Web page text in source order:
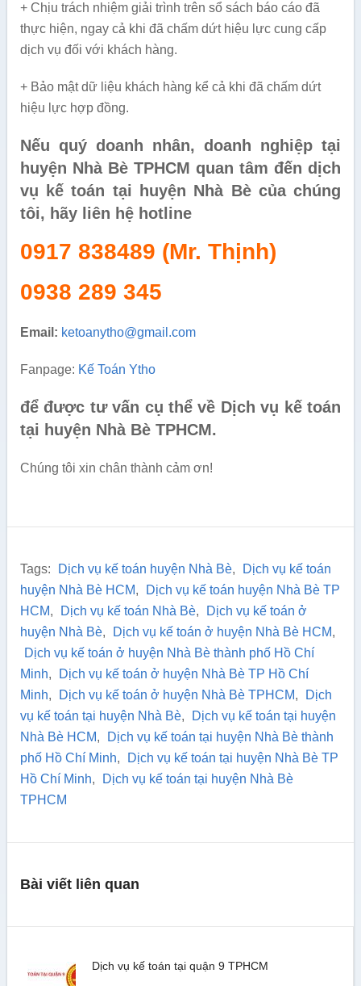
+ Chịu trách nhiệm giải trình trên sổ sách báo cáo đã
thực hiện, ngay cả khi đã chấm dứt hiệu lực cung cấp
dịch vụ đối với khách hàng.
+ Bảo mật dữ liệu khách hàng kể cả khi đã chấm dứt
hiệu lực hợp đồng.
Nếu quý doanh nhân, doanh nghiệp tại
huyện Nhà Bè TPHCM quan tâm đến dịch
vụ kế toán tại huyện Nhà Bè của chúng
tôi, hãy liên hệ hotline
0917 838489 (Mr. Thịnh)
0938 289 345
Email: ketoanytho@gmail.com
Fanpage: Kế Toán Ytho
để được tư vấn cụ thể về Dịch vụ kế toán
tại huyện Nhà Bè TPHCM.
Chúng tôi xin chân thành cảm ơn!
Tags: Dịch vụ kế toán huyện Nhà Bè,
Dịch vụ kế toán
huyện Nhà Bè HCM,
Dịch vụ kế toán huyện Nhà Bè TP
HCM, Dịch vụ kế toán Nhà Bè,
Dịch vụ kế toán ở
huyện Nhà Bè, Dịch vụ kế toán ở huyện Nhà Bè HCM,
Dịch vụ kế toán ở huyện Nhà Bè thành phố Hồ Chí
Minh,
Dịch vụ kế toán ở huyện Nhà Bè TP Hồ Chí
Minh, Dịch vụ kế toán ở huyện Nhà Bè TPHCM,
Dịch
vụ kế toán tại huyện Nhà Bè,
Dịch vụ kế toán tại huyện
Nhà Bè HCM,
Dịch vụ kế toán tại huyện Nhà Bè thành
phố Hồ Chí Minh,
Dịch vụ kế toán tại huyện Nhà Bè TP
Hồ Chí Minh,
Dịch vụ kế toán tại huyện Nhà Bè
TPHCM
Bài viết liên quan
Dịch vụ kế toán tại quận 9 TPHCM